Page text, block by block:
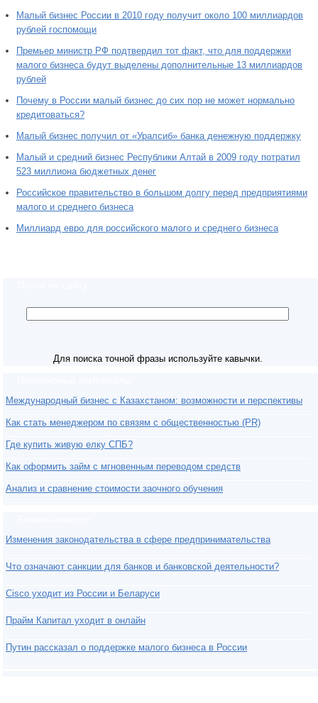
Малый бизнес России в 2010 году получит около 100 миллиардов
рублей госпомощи
Премьер министр РФ подтвердил тот факт, что для поддержки
малого бизнеса будут выделены дополнительные 13 миллиардов
рублей
Почему в России малый бизнес до сих пор не может нормально
кредитоваться?
Малый бизнес получил от «Уралсиб» банка денежную поддержку
Малый и средний бизнес Республики Алтай в 2009 году потратил
523 миллиона бюджетных денег
Российское правительство в большом долгу перед предприятиями
малого и среднего бизнеса
Миллиард евро для российского малого и среднего бизнеса
Для поиска точной фразы используйте кавычки.
Международный бизнес с Казахстаном: возможности и перспективы
Как стать менеджером по связям с общественностью (PR)
Где купить живую елку СПБ?
Как оформить займ с мгновенным переводом средств
Анализ и сравнение стоимости заочного обучения
Изменения законодательства в сфере предпринимательства
Что означают санкции для банков и банковской деятельности?
Cisco уходит из России и Беларуси
Прайм Капитал уходит в онлайн
Путин рассказал о поддержке малого бизнеса в России